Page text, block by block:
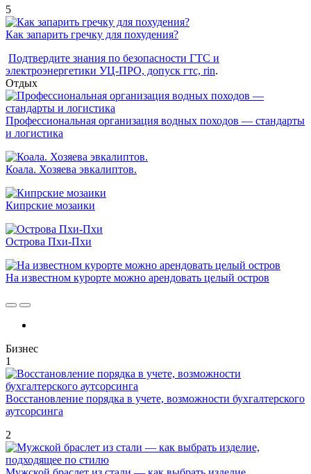
5
Как запарить гречку для похудения?
Подтвердите знания по безопасности ГТС и
электроэнергетики УЦ-ПРО, допуск гтс, rin.
Отдых
Профессиональная организация водных походов — стандарты
и логистика
Коала. Хозяева эвкалиптов.
Кипрские мозаики
Острова Пхи-Пхи
На известном курорте можно арендовать целый остров
Бизнес
1
Восстановление порядка в учете, возможности бухгалтерского
аутсорсинга
2